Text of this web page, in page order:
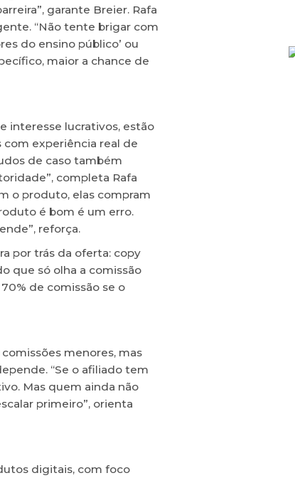
garante Breier. Rafa
“Não tente brigar com
do ensino público’ ou
maior a chance de
interesse lucrativos, estão
experiência real de
de caso também
completa Rafa
o produto, elas compram
é bom é um erro.
reforça.
por trás da oferta: copy
que só olha a comissão
de comissão se o
menores, mas
“Se o afiliado tem
Mas quem ainda não
primeiro”, orienta
digitais, com foco